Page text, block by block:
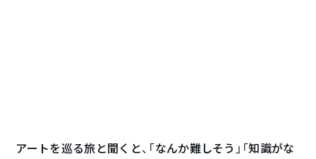
アートを巡る旅と聞くと、「なんか難しそう」「知識がな